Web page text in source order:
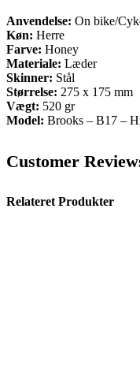
Anvendelse: On bike/
Køn: Herre
Farve: Honey
Materiale: Læder
Skinner: Stål
Størrelse: 275 x 175 mm
Vægt: 520 gr
Model: Brooks – B17 –
Customer
Relateret Produkter